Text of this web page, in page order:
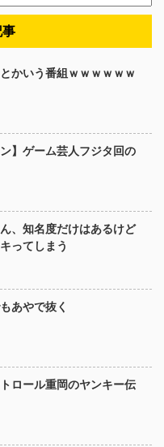
事
かいう番組ｗｗｗｗｗｗ
】ゲーム芸人フジタ回の
、知名度だけはあるけど
ってしまう
あやで抜く
ロール重岡のヤンキー伝